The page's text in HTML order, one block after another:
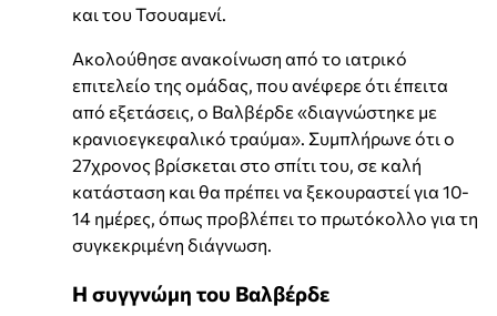
και του Τσουαμενί.
Ακολούθησε ανακοίνωση από το ιατρικό
επιτελείο της ομάδας, που ανέφερε ότι έπειτα
από εξετάσεις, ο Βαλβέρδε «διαγνώστηκε με
κρανιοεγκεφαλικό τραύμα». Συμπλήρωνε ότι ο
27χρονος βρίσκεται στο σπίτι του, σε καλή
κατάσταση και θα πρέπει να ξεκουραστεί για 10-
14 ημέρες, όπως προβλέπει το πρωτόκολλο για τη
συγκεκριμένη διάγνωση.
Η συγγνώμη του Βαλβέρδε